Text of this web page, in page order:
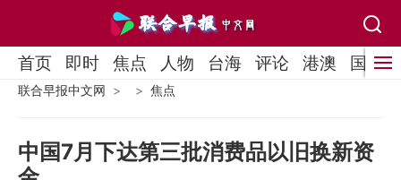
首页 即时 焦点 人物 台海 评论 港澳 国际
联合早报中文网 焦点
中国7月下达第三批消费品以旧换新资